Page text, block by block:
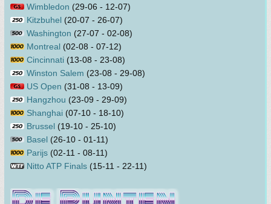
Wimbledon (29-06 - 12-07)
Kitzbuhel (20-07 - 26-07)
Washington (27-07 - 02-08)
Montreal (02-08 - 07-12)
Cincinnati (13-08 - 23-08)
Winston Salem (23-08 - 29-08)
US Open (31-08 - 13-09)
Hangzhou (23-09 - 29-09)
Shanghai (07-10 - 18-10)
Brussel (19-10 - 25-10)
Basel (26-10 - 01-11)
Parijs (02-11 - 08-11)
Nitto ATP Finals (15-11 - 22-11)